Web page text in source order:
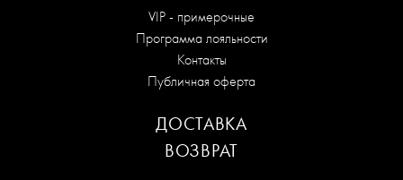
VIP - примерочные
Программа лояльности
Контакты
Публичная оферта
ДОСТАВКА
ВОЗВРАТ